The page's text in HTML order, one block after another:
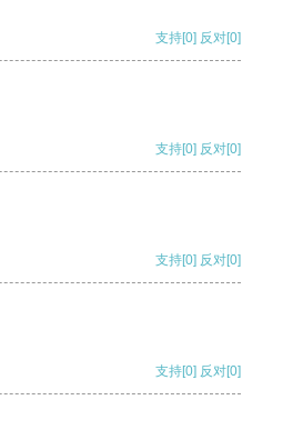
支持[0] 反对[0]
支持[0] 反对[0]
支持[0] 反对[0]
支持[0] 反对[0]